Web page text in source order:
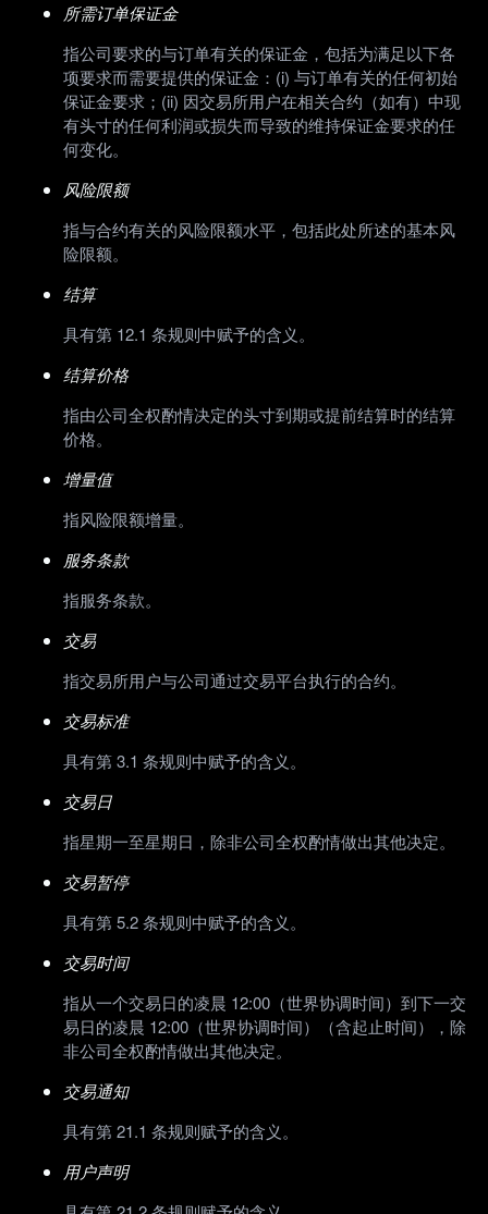
所需订单保证金
指公司要求的与订单有关的保证金，包括为满足以下各
项要求而需要提供的保证金：(i) 与订单有关的任何初始
保证金要求；(ii) 因交易所用户在相关合约（如有）中现
有头寸的任何利润或损失而导致的维持保证金要求的任
何变化。
风险限额
指与合约有关的风险限额水平，包括此处所述的基本风
险限额。
结算
具有第 12.1 条规则中赋予的含义。
结算价格
指由公司全权酌情决定的头寸到期或提前结算时的结算
价格。
增量值
指风险限额增量。
服务条款
指服务条款。
交易
指交易所用户与公司通过交易平台执行的合约。
交易标准
具有第 3.1 条规则中赋予的含义。
交易日
指星期一至星期日，除非公司全权酌情做出其他决定。
交易暂停
具有第 5.2 条规则中赋予的含义。
交易时间
指从一个交易日的凌晨 12:00（世界协调时间）到下一交
易日的凌晨 12:00（世界协调时间）（含起止时间），除
非公司全权酌情做出其他决定。
交易通知
具有第 21.1 条规则赋予的含义。
用户声明